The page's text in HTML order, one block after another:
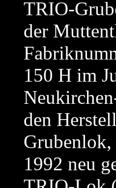
TRIO-
der
150 H im
den
1992 neu